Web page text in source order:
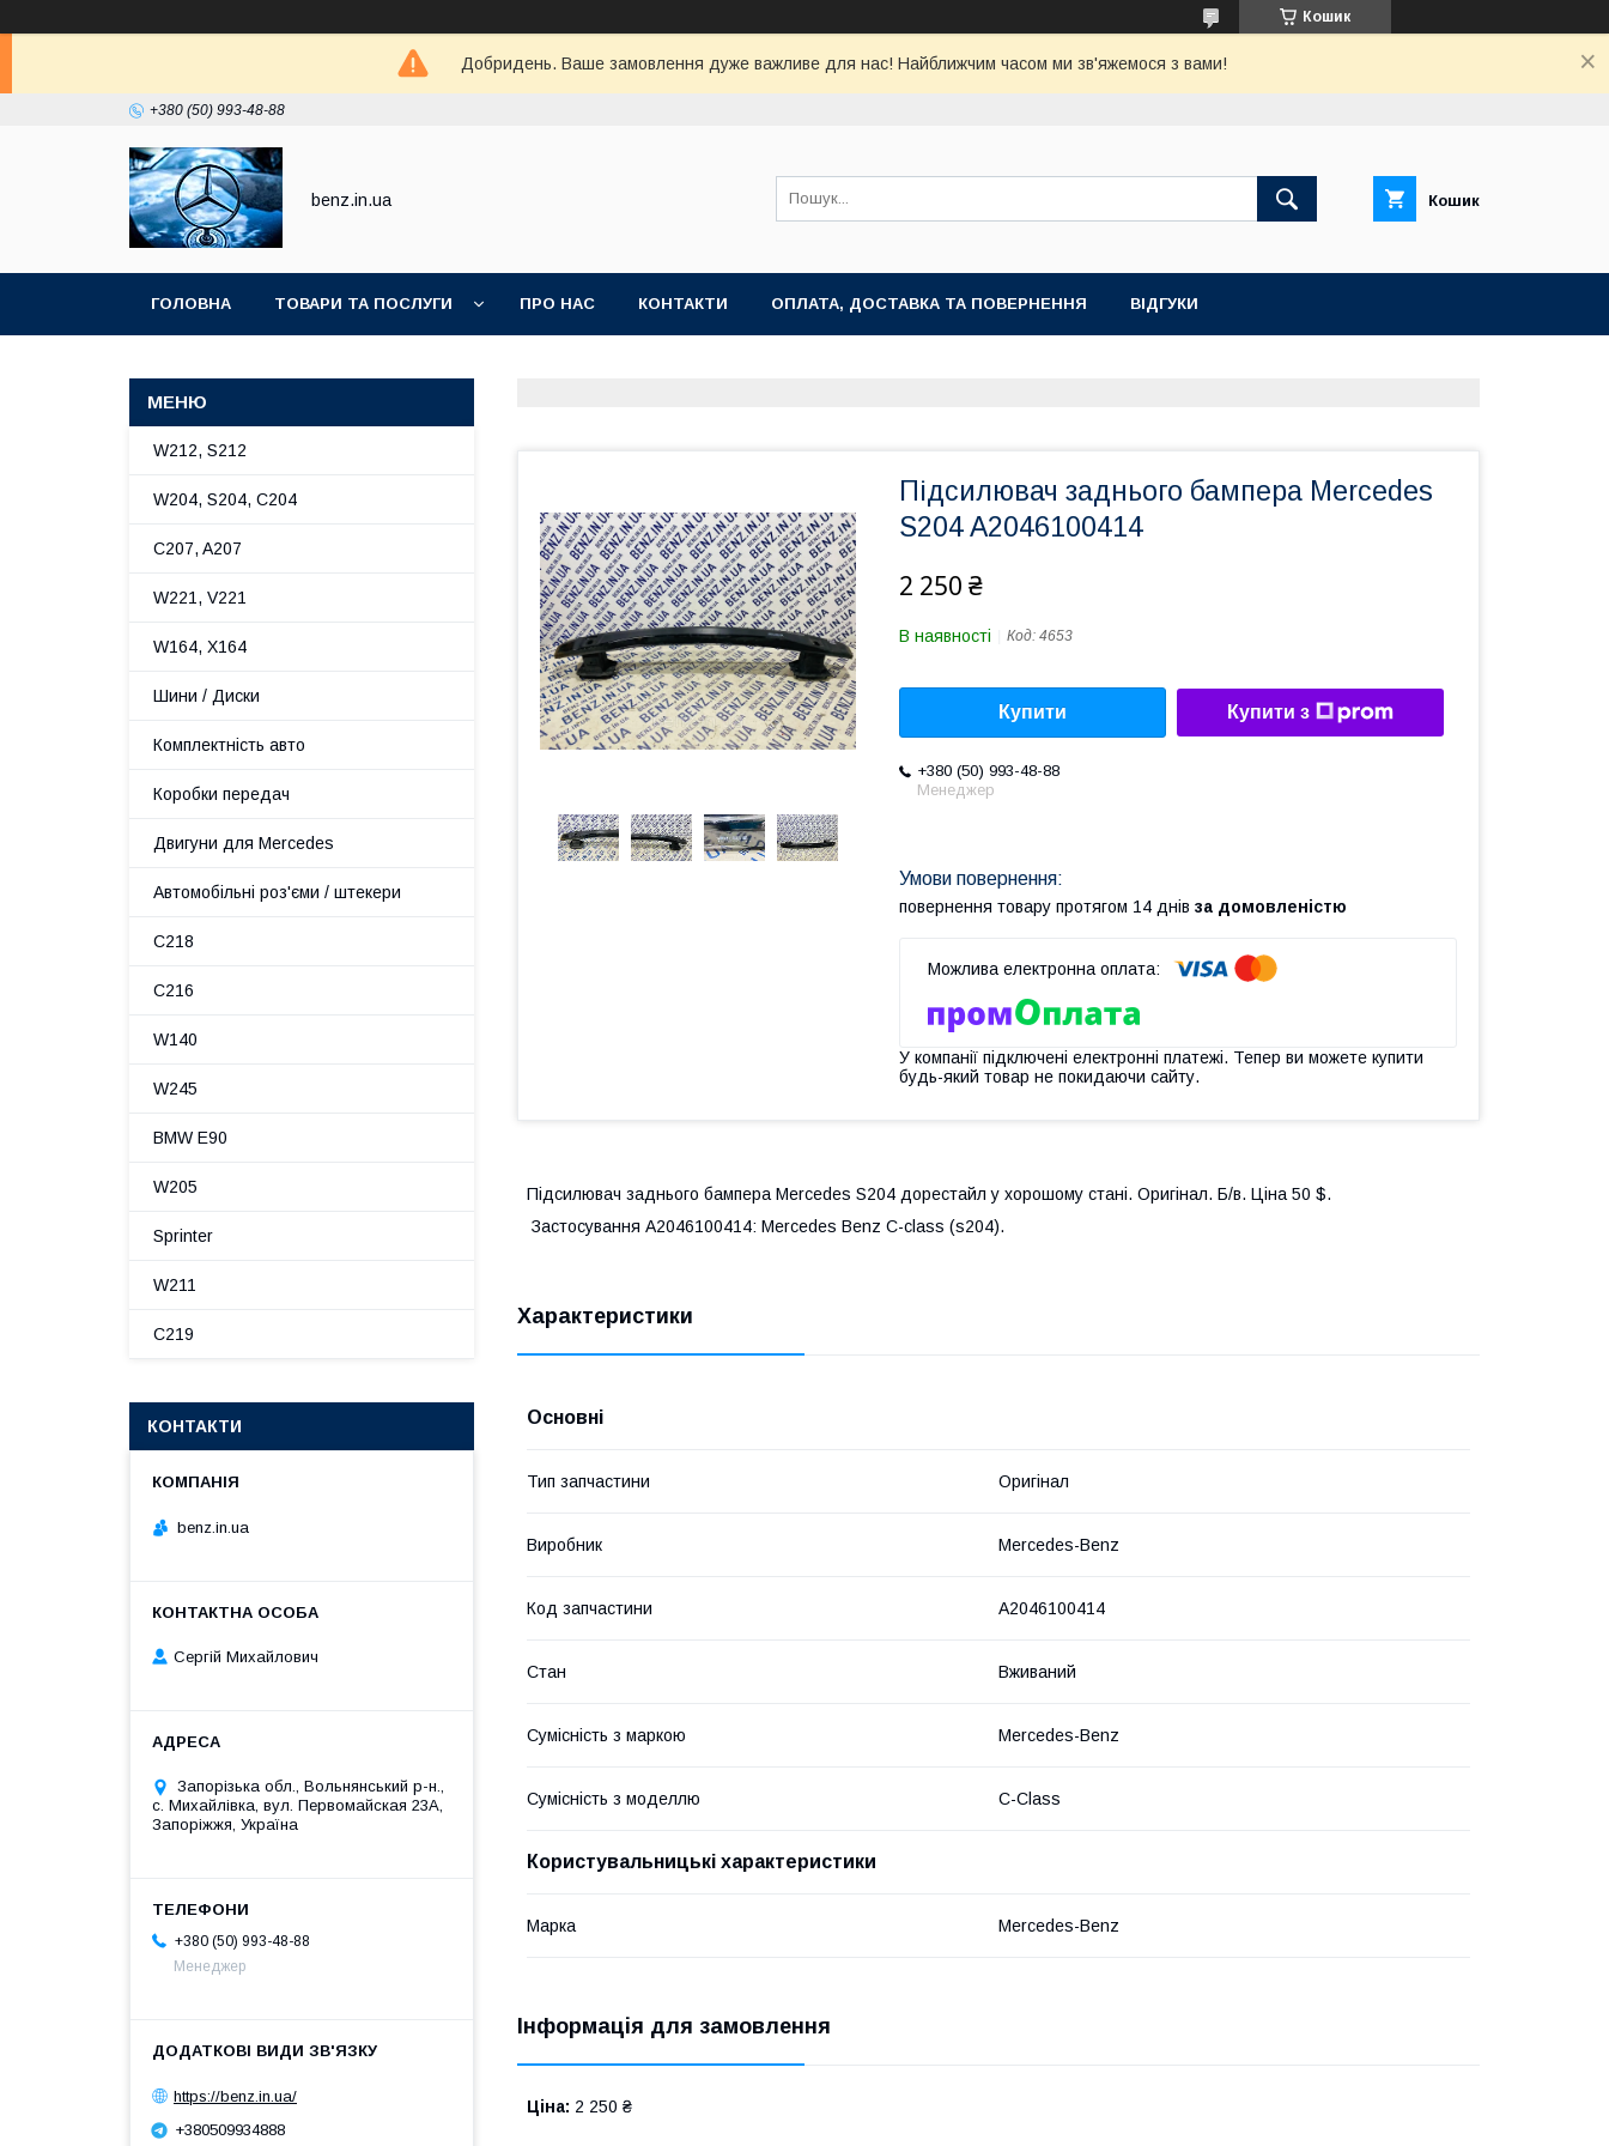
Кошик
Добридень. Ваше замовлення дуже важливе для нас! Найближчим часом ми зв'яжемося з вами!
+380 (50) 993-48-88
benz.in.ua Кошик
ГОЛОВНА ТОВАРИ ТА ПОСЛУГИ ПРО НАС КОНТАКТИ ОПЛАТА, ДОСТАВКА ТА ПОВЕРНЕННЯ ВІДГУКИ
Підсилювач заднього бампера Mercedes
S204 A2046100414
2 250 ₴
В наявності Код: 4653
Купити Купити з
+380 (50) 993-48-88
Менеджер
повернення товару протягом 14 днів за домовленістю
У компанії підключені електронні платежі. Тепер ви можете купити
будь-який товар не покидаючи сайту.
Підсилювач заднього бампера Mercedes S204 дорестайл у хорошому стані. Оригінал. Б/в. Ціна 50 $.
Застосування A2046100414: Mercedes Benz C-class (s204).
Характеристики
Основні
Тип запчастини Оригінал
Виробник Mercedes-Benz
Код запчастини A2046100414
Стан Вживаний
Сумісність з маркою Mercedes-Benz
Сумісність з моделлю C-Class
Користувальницькі характеристики
Марка Mercedes-Benz
Інформація для замовлення
Ціна: 2 250 ₴
W212, S212
W204, S204, C204
C207, A207
W221, V221
W164, X164
Шини / Диски
Комплектність авто
Коробки передач
Двигуни для Mercedes
Автомобільні роз'єми / штекери
C218
C216
W140
W245
BMW E90
W205
Sprinter
W211
C219
КОНТАКТИ
benz.in.ua
Сергій Михайлович
Запорізька обл., Вольнянський р-н.,
с. Михайлівка, вул. Первомайская 23А,
Запоріжжя, Україна
+380 (50) 993-48-88
Менеджер
https://benz.in.ua/
+380509934888